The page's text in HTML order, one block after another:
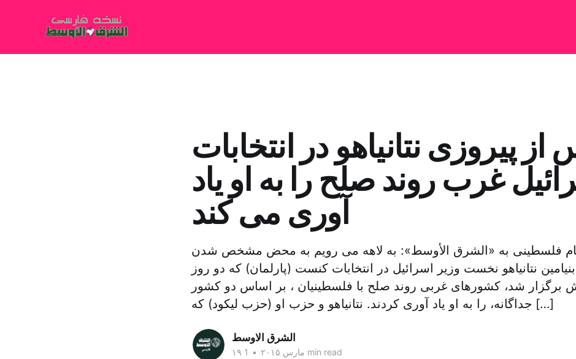
از پیروزی نتانیاهو در انتخابات
غرب روند صلح را به او یاد
آوری می کند
فلسطینی به «الشرق الأوسط»: به لاهه می رویم به محض مشخص شدن
نتانیاهو نخست وزیر اسرائیل در انتخابات کنست (پارلمان) که دو روز
برگزار شد، کشورهای غربی روند صلح با فلسطینیان ، بر اساس دو کشور
جداگانه، را به او یاد آوری کردند. نتانیاهو و حزب او (حزب لیکود) که […]
الشرق الاوسط
۱۹ مارس ۲۰۱۵ • 1 min read